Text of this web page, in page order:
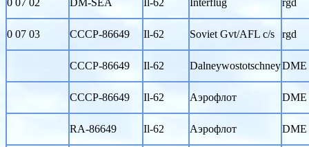
0 07 03 CCCP-86649 Il-62 Soviet Gvt/AFL c/s rgd
CCCP-86649 Il-62 DalneywostotschneyDME
CCCP-86649 Il-62 Аэрофлот DME
RA-86649 Il-62 Аэрофлот DME